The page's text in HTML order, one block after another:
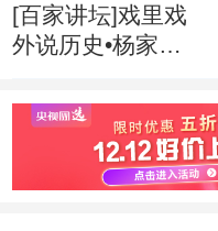
[百家讲坛]戏里戏
外说历史•杨家将